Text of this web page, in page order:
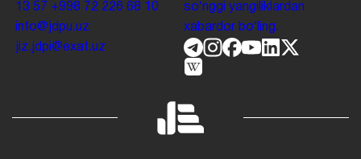
13 57 +998 72 226 68 10
info@jdpu.uz
jiz.jdpi@exat.uz
soʻnggi yangiliklardan
xabardor boʻling.